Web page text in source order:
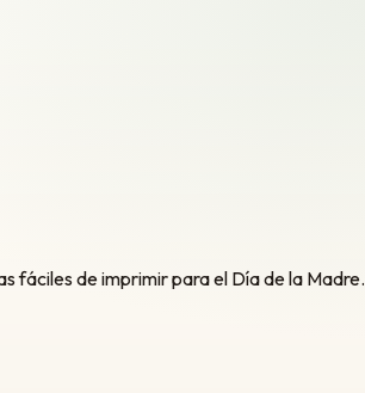
fáciles de imprimir para el Día de la Madre.